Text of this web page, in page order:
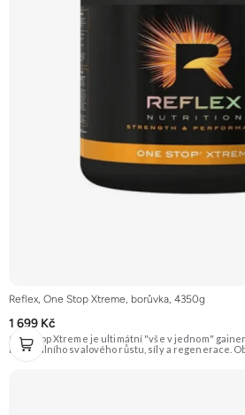
Reflex, One Stop Xtreme, borůvka, 4350g
1 699 Kč
One Stop Xtreme je ultimátní "vše v jednom"
maximálního svalového růstu, síly a regenerace.